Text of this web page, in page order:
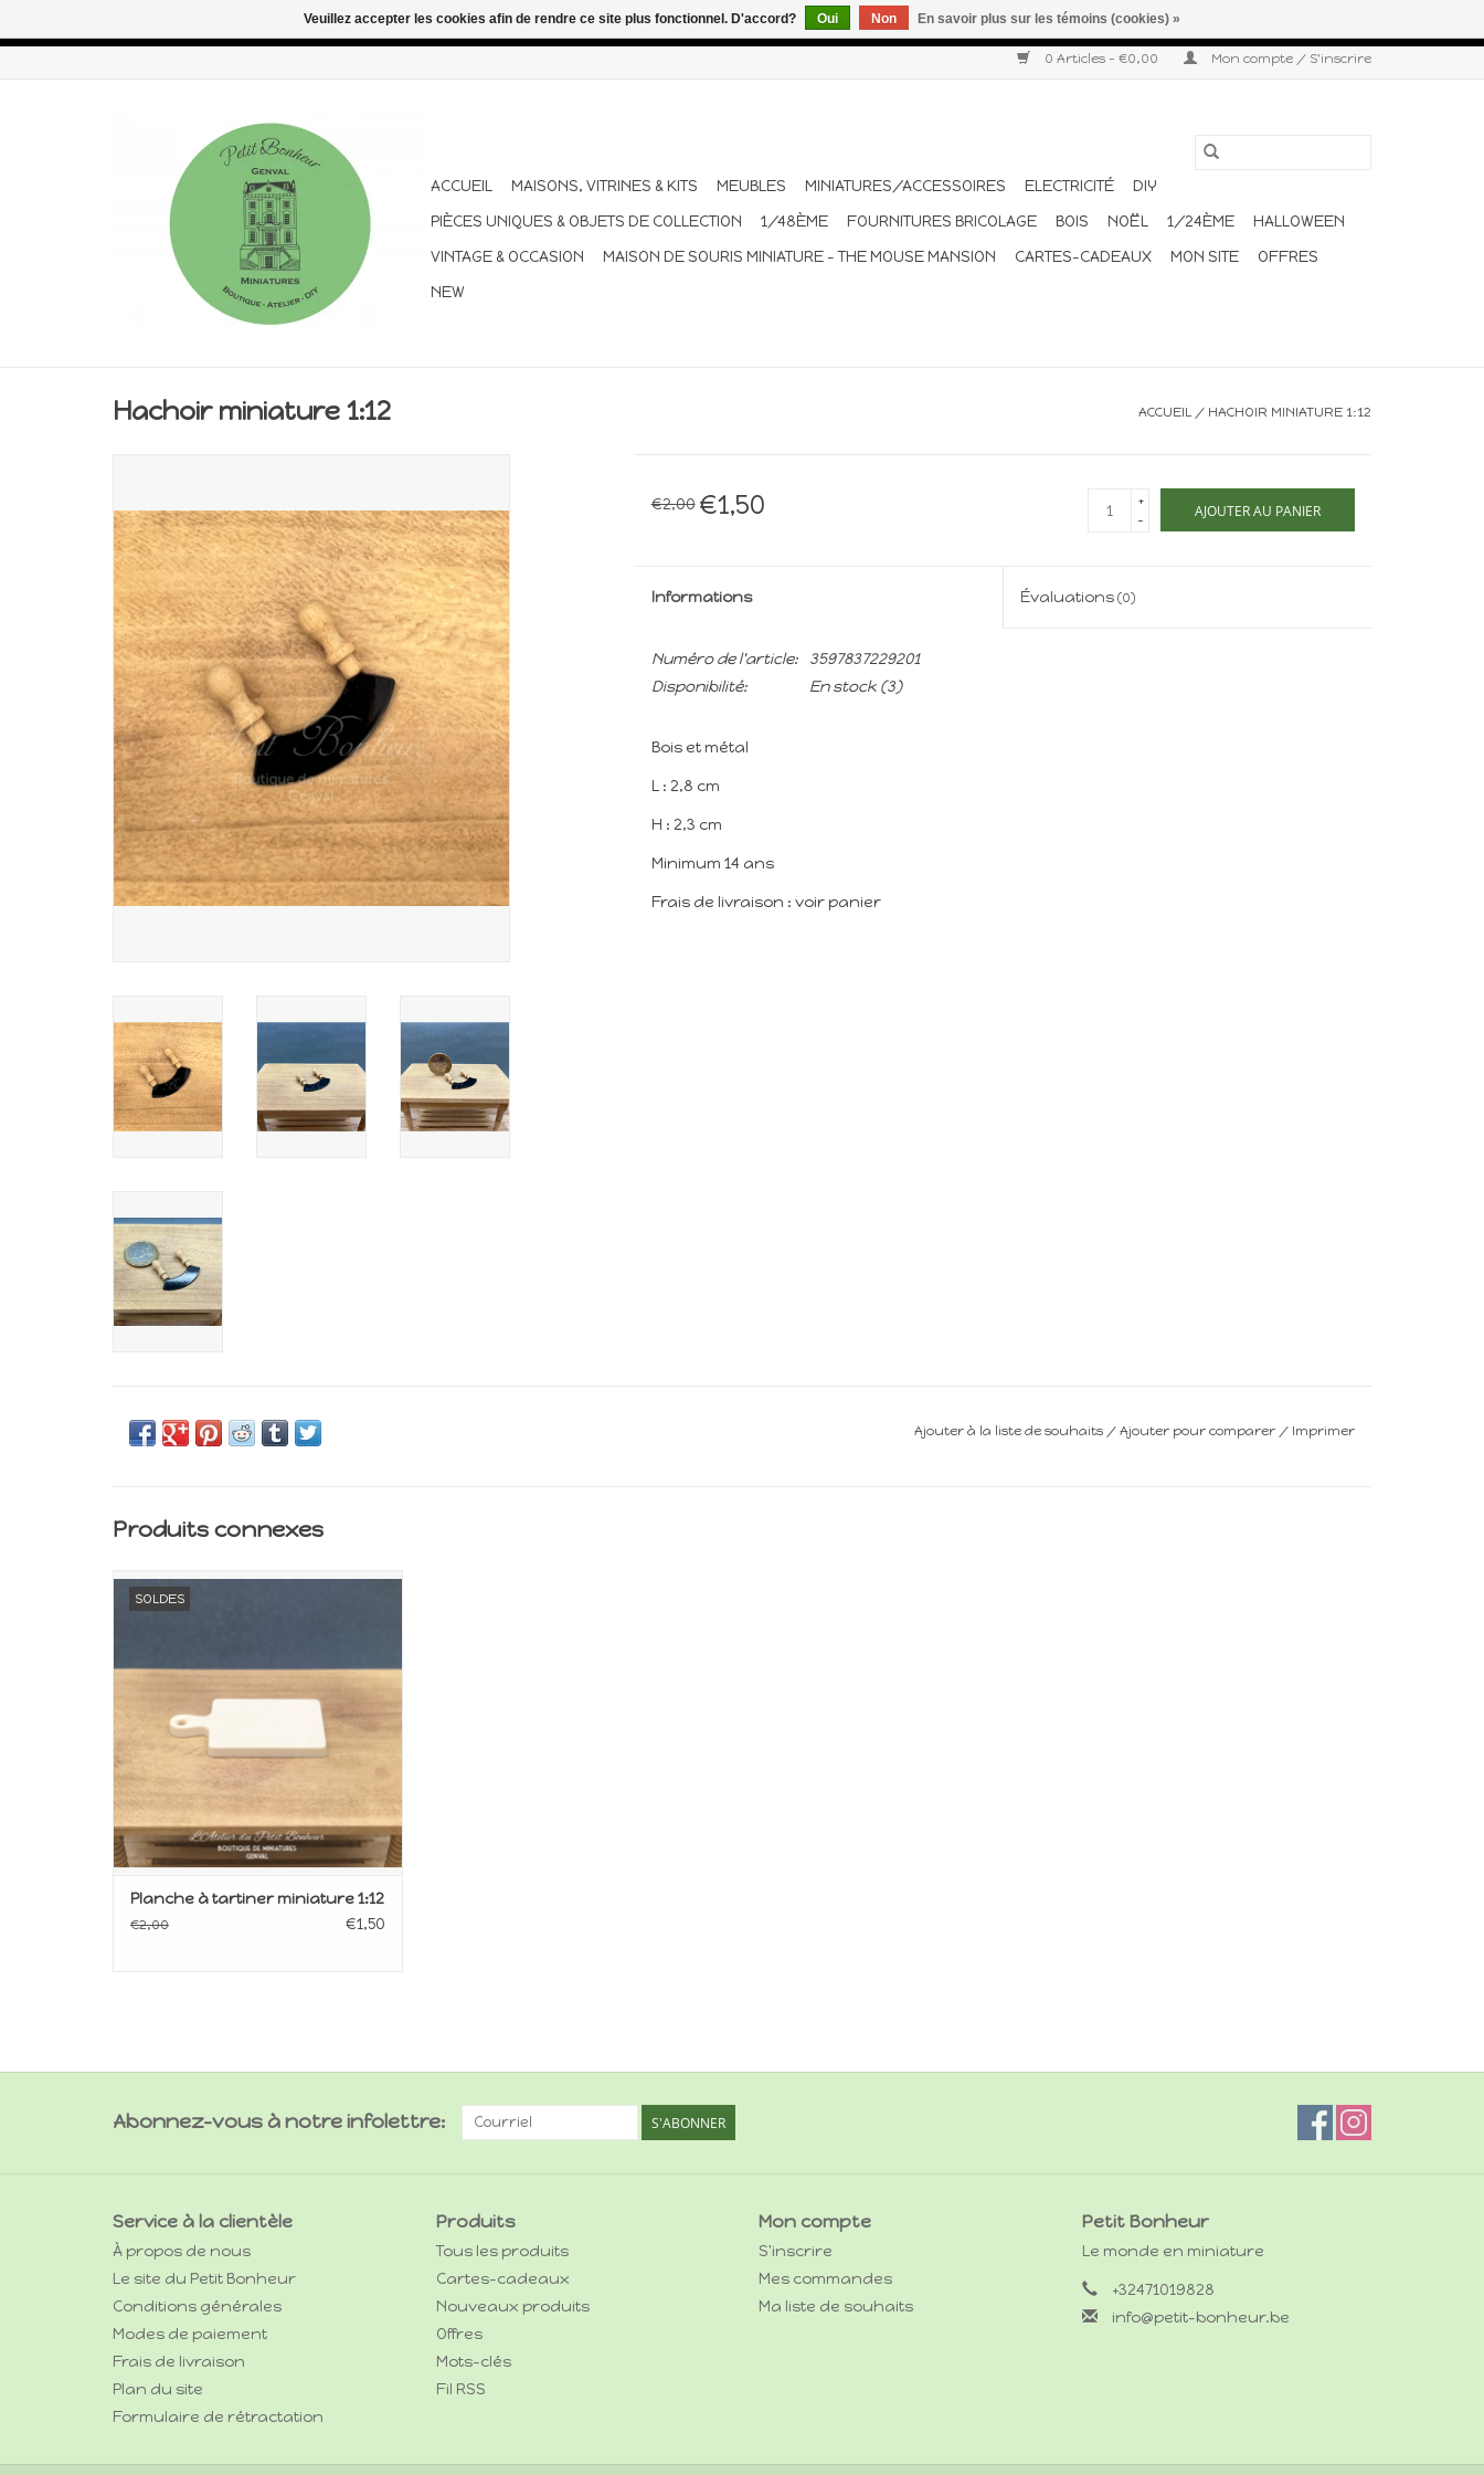
0 Articles - €0,00 Mon compte / S'inscrire
ACCUEIL MAISONS, VITRINES & KITS MEUBLES MINIATURES/ACCESSOIRES ELECTRICITÉ
DIY
PIÈCES UNIQUES & OBJETS DE COLLECTION
1/48ÈME FOURNITURES BRICOLAGE BOIS NOËL 1/24ÈME
HALLOWEEN
VINTAGE & OCCASION
MAISON DE SOURIS MINIATURE - THE MOUSE MANSION CARTES-CADEAUX MON SITE
OFFRES
NEW
Hachoir miniature 1:12 ACCUEIL / HACHOIR MINIATURE 1:12
€2,00 €1,50
+
-
AJOUTER AU PANIER
Informations Évaluations(0)
Numéro de l'article:
3597837229201
Disponibilité:
En stock(3)
Bois et métal
L : 2,8 cm
H : 2,3 cm
Minimum 14 ans
Frais de livraison : voir panier
Ajouter à la liste de souhaits / Ajouter pour comparer / Imprimer
Produits connexes
SOLDES
Miniature pour maison de poupée
Planche à tartiner miniature 1:12
€2,00 €1,50
Abonnez-vous à notre infolettre: S'ABONNER
Service à la clientèle
À propos de nous
Le site du Petit Bonheur
Conditions générales
Modes de paiement
Frais de livraison
Plan du site
Formulaire de rétractation
Produits
Tous les produits
Cartes-cadeaux
Nouveaux produits
Offres
Mots-clés
Fil RSS
Mon compte
S'inscrire
Mes commandes
Ma liste de souhaits
Petit Bonheur
Le monde en miniature
+32471019828
info@petit-bonheur.be
Veuillez accepter les cookies afin de rendre ce site plus fonctionnel. D'accord? Oui Non En savoir plus sur les témoins (cookies) »
Congés d'été : les commandes continuent d'être expédiées pendant les vacances. Les envois sont effectués une à deux fois par semaine. Merci pour votre compréhension et votre confiance.